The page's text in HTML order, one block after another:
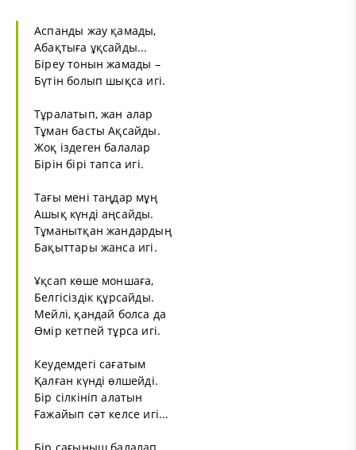
Аспанды жау қамады,
Абақтыға ұқсайды...
Біреу тонын жамады –
Бүтін болып шықса игі.
Тұралатып, жан алар
Тұман басты Ақсайды.
Жоқ іздеген балалар
Бірін бірі тапса игі.
Тағы мені таңдар мұң
Ашық күнді аңсайды.
Тұманытқан жандардың
Бақыттары жанса игі.
Ұқсап көше моншаға,
Белгісіздік құрсайды.
Мейлі, қандай болса да
Өмір кетпей тұрса игі.
Кеудемдегі сағатым
Қалған күнді өлшейді.
Бір сілкініп алатын
Ғажайып сәт келсе игі...
Бір сағыныш балалап,